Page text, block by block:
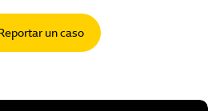
un caso